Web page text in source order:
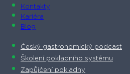
Kontakty
Kariéra
Blog
Český gastronomický podcast​
Školení pokladního systému
Zapůjčení pokladny